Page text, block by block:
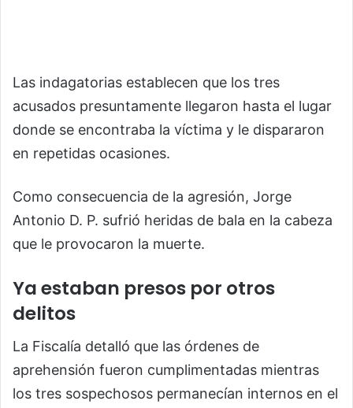
Las indagatorias establecen que los tres
acusados presuntamente llegaron hasta el lugar
donde se encontraba la víctima y le dispararon
en repetidas ocasiones.
Como consecuencia de la agresión, Jorge
Antonio D. P. sufrió heridas de bala en la cabeza
que le provocaron la muerte.
Ya estaban presos por otros
delitos
La Fiscalía detalló que las órdenes de
aprehensión fueron cumplimentadas mientras
los tres sospechosos permanecían internos en el